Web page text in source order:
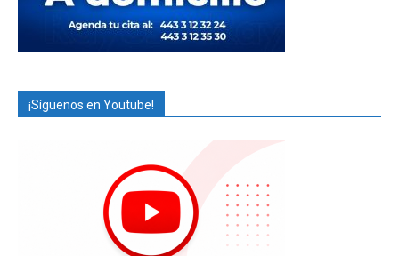
¡Síguenos en Youtube!